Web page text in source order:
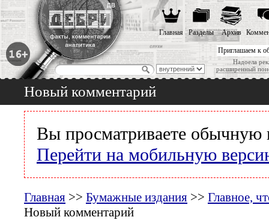
Приглашаем к
Надоела
расширенный
Главная Разделы Архив
Новый комментарий
Вы просматриваете обычную
Перейти на мобильную
Главная >> Бумажные издания >> Главное,
Новый комментарий